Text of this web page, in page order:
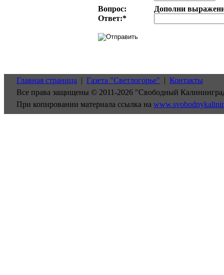
Вопрос:
Дополни
Ответ:*
Главная страница | Газета "Светлогорье" | Контакты
Все права защищены © 2011-2026 "Свободный
При копировании материала ссылка на